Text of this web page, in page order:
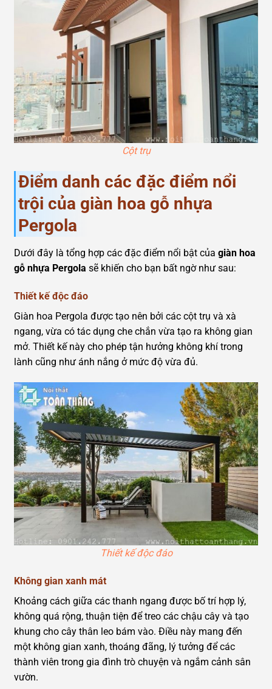
Cột trụ
Điểm danh các đặc điểm nổi
trội của giàn hoa gỗ nhựa
Pergola
Dưới đây là tổng hợp các đặc điểm nổi bật của giàn hoa
gỗ nhựa Pergola sẽ khiến cho bạn bất ngờ như sau:
Thiết kế độc đáo
Giàn hoa Pergola được tạo nên bởi các cột trụ và xà
ngang, vừa có tác dụng che chắn vừa tạo ra không gian
mở. Thiết kế này cho phép tận hưởng không khí trong
lành cũng như ánh nắng ở mức độ vừa đủ.
Thiết kế độc đáo
Không gian xanh mát
Khoảng cách giữa các thanh ngang được bố trí hợp lý,
không quá rộng, thuận tiện để treo các chậu cây và tạo
khung cho cây thân leo bám vào. Điều này mang đến
một không gian xanh, thoáng đãng, lý tưởng để các
thành viên trong gia đình trò chuyện và ngắm cảnh sân
vườn.